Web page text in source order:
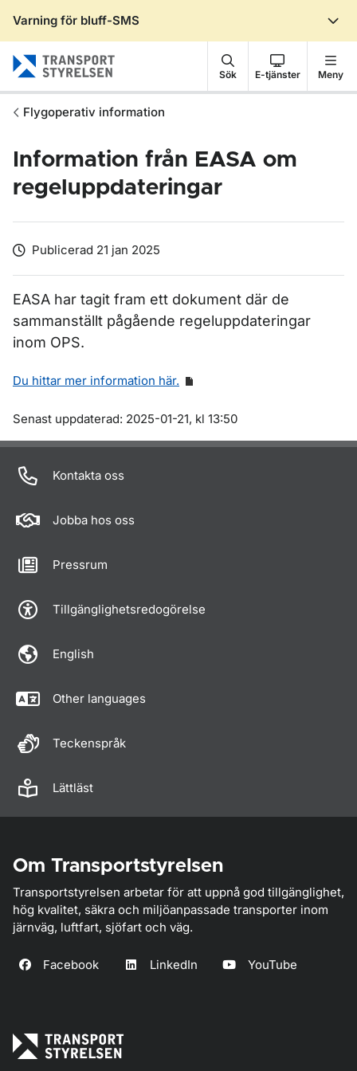
Varning för bluff-SMS
Sök E-tjänster Meny
Flygoperativ information
Information från EASA om
regeluppdateringar
Publicerad 21 jan 2025
EASA har tagit fram ett dokument där de
sammanställt pågående regeluppdateringar
inom OPS.
Du hittar mer information här.
Om sidan
Senast uppdaterad: 2025-01-21, kl 13:50
Kontakta oss
Jobba hos oss
Pressrum
Tillgänglighetsredogörelse
English
Other languages
Teckenspråk
Lättläst
Om Transportstyrelsen
Transportstyrelsen arbetar för att uppnå god tillgänglighet,
hög kvalitet, säkra och miljöanpassade transporter inom
järnväg, luftfart, sjöfart och väg.
Facebook LinkedIn YouTube